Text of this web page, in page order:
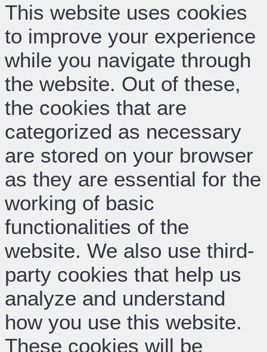
This website uses cookies
to improve your experience
while you navigate through
the website. Out of these,
the cookies that are
categorized as necessary
are stored on your browser
as they are essential for the
working of basic
functionalities of the
website. We also use third-
party cookies that help us
analyze and understand
how you use this website.
These cookies will be